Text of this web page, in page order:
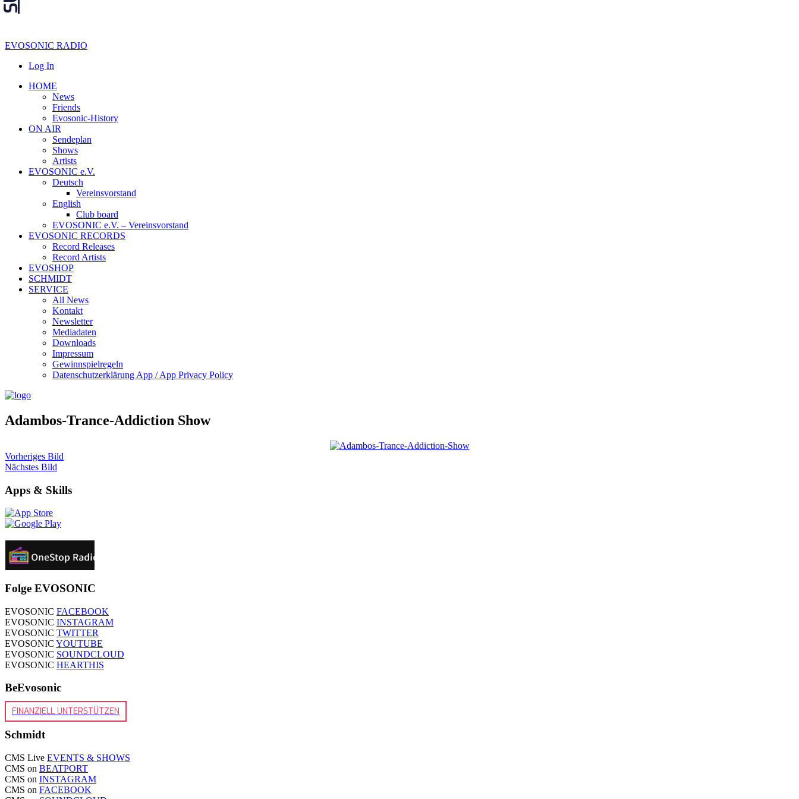
EVOSONIC RADIO
Log In
HOME
News
Friends
Evosonic-History
ON AIR
Sendeplan
Shows
Artists
EVOSONIC e.V.
Deutsch
Vereinsvorstand
English
Club board
EVOSONIC e.V. ‒ Vereinsvorstand
EVOSONIC RECORDS
Record Releases
Record Artists
EVOSHOP
SCHMIDT
SERVICE
All News
Kontakt
Newsletter
Mediadaten
Downloads
Impressum
Gewinnspielregeln
Datenschutzerklärung App / App Privacy Policy
Adambos-Trance-Addiction Show
Vorheriges Bild
Nächstes Bild
Apps & Skills
Folge EVOSONIC
EVOSONIC FACEBOOK
EVOSONIC INSTAGRAM
EVOSONIC TWITTER
EVOSONIC YOUTUBE
EVOSONIC SOUNDCLOUD
EVOSONIC HEARTHIS
BeEvosonic
FINANZIELL UNTERSTÜTZEN
Schmidt
CMS Live EVENTS & SHOWS
CMS on BEATPORT
CMS on INSTAGRAM
CMS on FACEBOOK